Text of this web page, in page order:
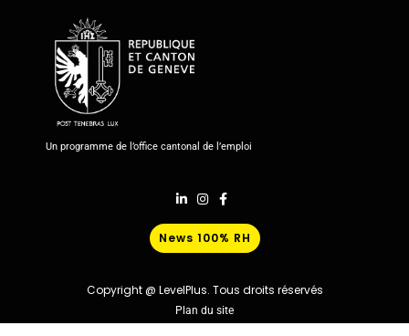
Un programme de l’office cantonal de l’emploi
News 100% RH
Copyright @ LevelPlus. Tous droits réservés
Plan du site